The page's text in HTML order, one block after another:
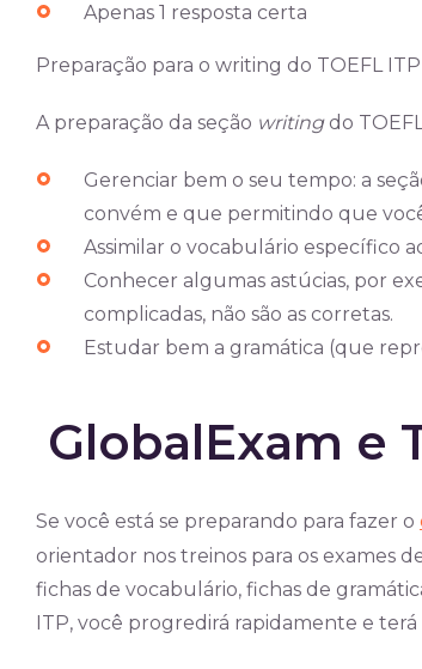
Apenas 1 resposta certa
Preparação para o writing do TOEFL ITP
A preparação da seção writingdo
Gerenciar bem o seu tempo: a
convém e que permitindo que
Assimilar o vocabulário específico
Conhecer algumas astúcias, por
complicadas, não são as corretas.
Estudar bem a gramática (que
GlobalExam e
Se você está se preparando para fazer o
orientador nos treinos para os exames
fichas de vocabulário, fichas de
ITP, você progredirá rapidamente e